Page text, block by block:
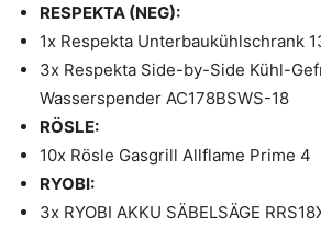
RESPEKTA (NEG):
1x Respekta Unterbaukühlschrank
3x Respekta Side-by-Side Kühl-
Wasserspender AC178BSWS-18
RÖSLE:
10x Rösle Gasgrill Allflame Prime 4
RYOBI:
3x RYOBI AKKU SÄBELSÄGE